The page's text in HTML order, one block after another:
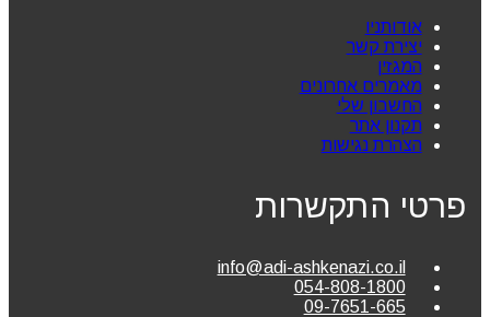
אודותניו
יצירת קשר
המגזין
מאמרים אחרונים
החשבון שלי
תקנון אתר
הצהרת נגישות
פרטי התקשרות
info@adi-ashkenazi.co.il
054-808-1800
09-7651-665